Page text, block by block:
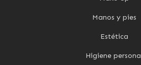
Manos y pies
Estética
Higiene